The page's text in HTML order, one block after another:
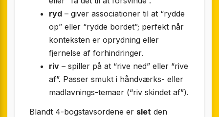
ryd – giver associationer til at “rydde
op” eller “rydde bordet”; perfekt når
konteksten er oprydning eller
fjernelse af forhindringer.
riv – spiller på at “rive ned” eller “rive
af”. Passer smukt i håndværks- eller
madlavnings-temaer (“riv skindet af”).
Blandt 4-bogstavsordene er slet den